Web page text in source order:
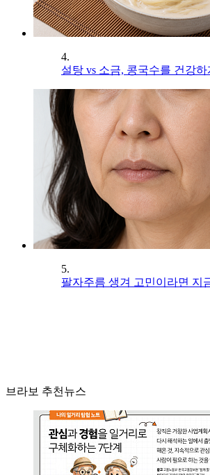
4.
설탕 vs 소금, 콩국수를 건강하
5.
팔자주름 생겨 고민이라면 지
브라보 추천뉴스